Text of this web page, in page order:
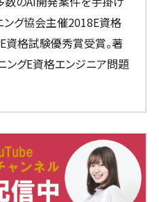
ング協会主催2018E資格
資格試験優秀賞受賞。著
ングE資格エンジニア問題